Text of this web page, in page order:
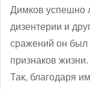
Димков успешно
дизентерии и
сражений он был
признаков
Так, благодаря